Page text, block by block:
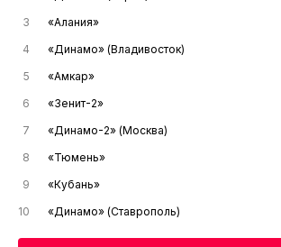
3
«Алания»
4
«Динамо» (Владивосток)
5
«Амкар»
6
«Зенит-2»
7
«Динамо-2» (Москва)
8
«Тюмень»
9
«Кубань»
10
«Динамо» (Ставрополь)